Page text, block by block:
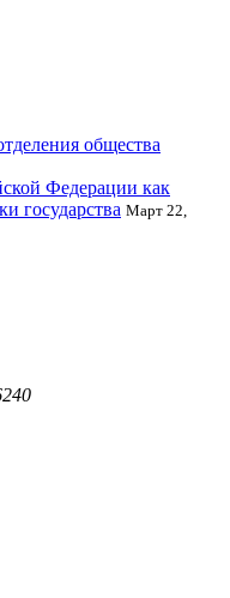
общества
Федерации как
государства Март 22,